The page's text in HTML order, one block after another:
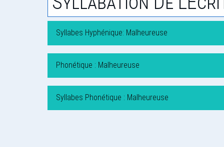
Syllabes Hyphénique: Malheureuse
Phonétique : Malheureuse
Syllabes Phonétique : Malheureuse